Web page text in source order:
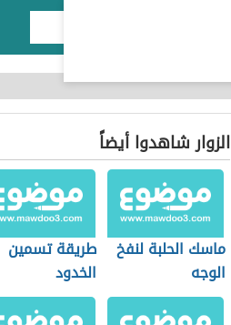
الزوار شاهدوا أيضاً
ماسك الحلبة لنفخ
الوجه
طريقة تسمين
الخدود